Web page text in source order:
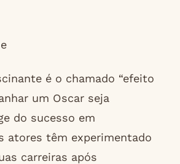
é o chamado “efeito
um Oscar seja
do sucesso em
atores têm experimentado
carreiras após